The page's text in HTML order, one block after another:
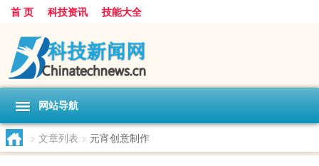
首 页 科技资讯 技能大全
网站导航
> 文章列表 > 元宵创意制作